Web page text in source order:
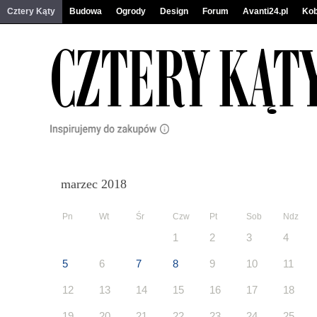
Cztery Kąty Budowa Ogrody Design Forum Avanti24.pl
marzec 2018
Pn Wt Śr Czw Pt Sob Ndz
1 2 3 4
5 6 7 8 9 10 11
12 13 14 15 16 17 18